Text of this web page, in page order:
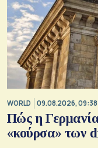
WORLD 09.08.2026, 09:38
Πώς η Γερμανία
«κούρσα» των